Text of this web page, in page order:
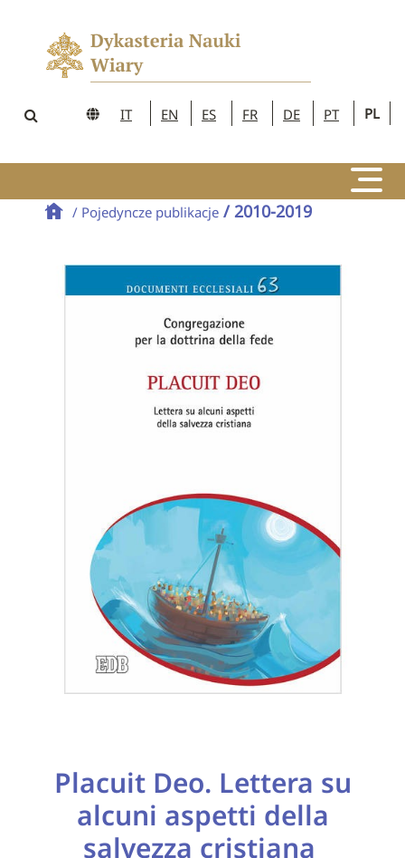
IT EN ES FR DE PT PL
/ Pojedyncze publikacje / 2010-2019
Placuit Deo. Lettera su
alcuni aspetti della
salvezza cristiana